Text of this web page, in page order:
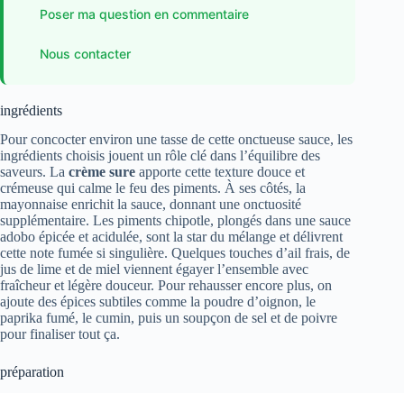
Poser ma question en commentaire
Nous contacter
ingrédients
Pour concocter environ une tasse de cette onctueuse sauce, les
ingrédients choisis jouent un rôle clé dans l’équilibre des
saveurs. La crème sure apporte cette texture douce et
crémeuse qui calme le feu des piments. À ses côtés, la
mayonnaise enrichit la sauce, donnant une onctuosité
supplémentaire. Les piments chipotle, plongés dans une sauce
adobo épicée et acidulée, sont la star du mélange et délivrent
cette note fumée si singulière. Quelques touches d’ail frais, de
jus de lime et de miel viennent égayer l’ensemble avec
fraîcheur et légère douceur. Pour rehausser encore plus, on
ajoute des épices subtiles comme la poudre d’oignon, le
paprika fumé, le cumin, puis un soupçon de sel et de poivre
pour finaliser tout ça.
préparation